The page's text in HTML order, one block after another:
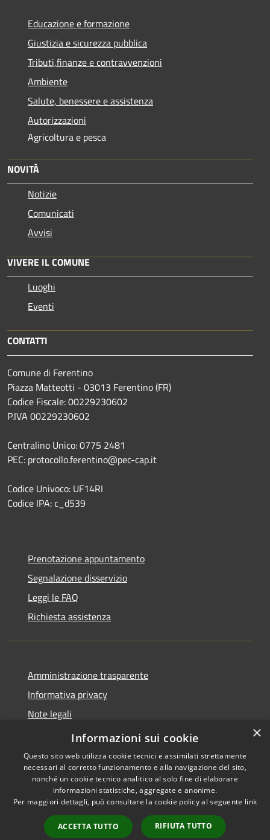
Educazione e formazione
Giustizia e sicurezza pubblica
Tributi,finanze e contravvenzioni
Ambiente
Salute, benessere e assistenza
Autorizzazioni
Agricoltura e pesca
NOVITÀ
Notizie
Comunicati
Avvisi
VIVERE IL COMUNE
Luoghi
Eventi
CONTATTI
Comune di Ferentino
Piazza Matteotti - 03013 Ferentino (FR)
Codice Fiscale: 00229230602
P.IVA 00229230602
Centralino Unico: 0775 2481
PEC: protocollo.ferentino@pec-cap.it
Codice Univoco: UF14RI
Codice IPA: c_d539
Prenotazione appuntamento
Segnalazione disservizio
Leggi le FAQ
Richiesta assistenza
Amministrazione trasparente
Informativa privacy
Note legali
Dichiarazione di accessibilità
Accessibilità
Copyright © 2026 • Comune di
Ferentino • Powered by
Municipium•
Accesso
×
Informazioni sui cookie
Questo sito web utilizza cookie tecnici e assimilati strettamente
necessari al corretto funzionamento e alla navigazione del sito,
nonché un cookie tecnico analitico al solo fine di elaborare
informazioni statistiche, aggregate e anonime.
Per maggiori dettagli, può consultare la cookie policy al seguente link
ACCETTA TUTTO RIFIUTA TUTTO